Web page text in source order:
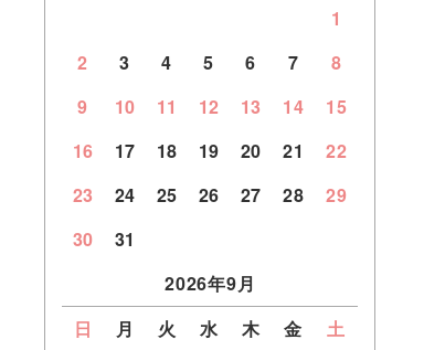
1
2
3 4 5 6 7
8
9
10 11 12 13 14
15
16
17 18 19 20 21
22
23
24 25 26 27 28
29
30
31
2026年9月
日
月 火 水 木 金
土